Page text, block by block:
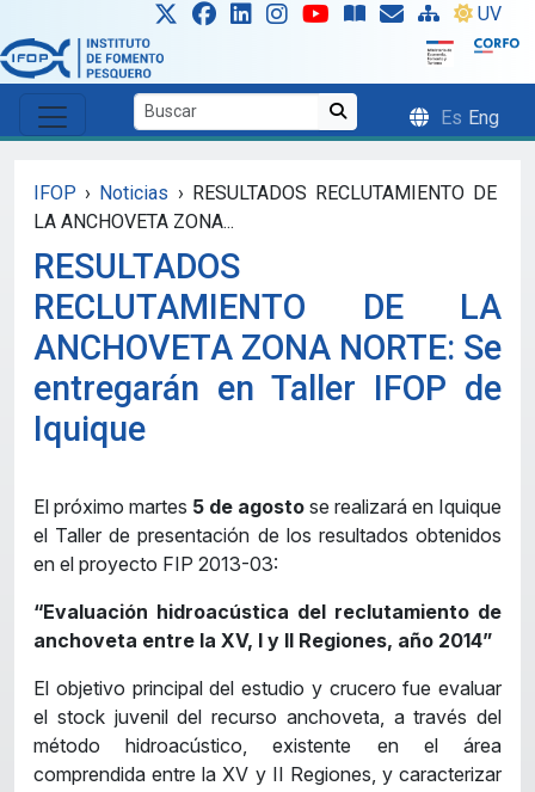
Skip to main content UV
Es Eng
IFOP › Noticias › RESULTADOS RECLUTAMIENTO DE
LA ANCHOVETA ZONA...
RESULTADOS
RECLUTAMIENTO DE LA
ANCHOVETA ZONA NORTE: Se
entregarán en Taller IFOP de
Iquique
El próximo martes 5 de agosto se realizará en Iquique
el Taller de presentación de los resultados obtenidos
en el proyecto FIP 2013-03:
“Evaluación hidroacústica del reclutamiento de
anchoveta entre la XV, I y II Regiones, año 2014”
El objetivo principal del estudio y crucero fue evaluar
el stock juvenil del recurso anchoveta, a través del
método hidroacústico, existente en el área
comprendida entre la XV y II Regiones, y caracterizar